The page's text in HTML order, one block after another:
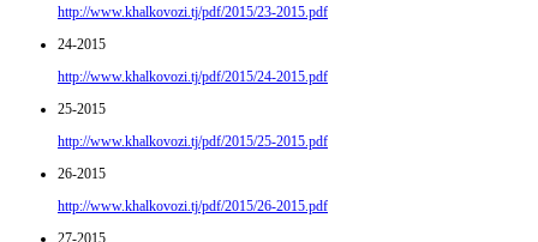
http://www.khalkovozi.tj/pdf/2015/23-2015.pdf
24-2015
http://www.khalkovozi.tj/pdf/2015/24-2015.pdf
25-2015
http://www.khalkovozi.tj/pdf/2015/25-2015.pdf
26-2015
http://www.khalkovozi.tj/pdf/2015/26-2015.pdf